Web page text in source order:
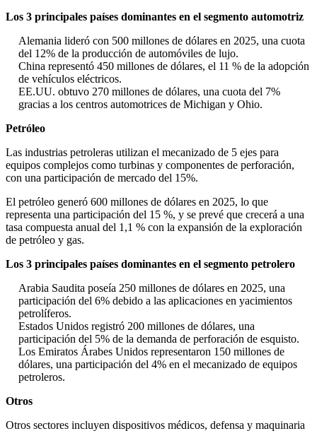
Los 3 principales países dominantes en el segmento automotriz
Alemania lideró con 500 millones de dólares en 2025, una cuota
del 12% de la producción de automóviles de lujo.
China representó 450 millones de dólares, el 11 % de la adopción
de vehículos eléctricos.
EE.UU. obtuvo 270 millones de dólares, una cuota del 7%
gracias a los centros automotrices de Michigan y Ohio.
Petróleo
Las industrias petroleras utilizan el mecanizado de 5 ejes para
equipos complejos como turbinas y componentes de perforación,
con una participación de mercado del 15%.
El petróleo generó 600 millones de dólares en 2025, lo que
representa una participación del 15 %, y se prevé que crecerá a una
tasa compuesta anual del 1,1 % con la expansión de la exploración
de petróleo y gas.
Los 3 principales países dominantes en el segmento petrolero
Arabia Saudita poseía 250 millones de dólares en 2025, una
participación del 6% debido a las aplicaciones en yacimientos
petrolíferos.
Estados Unidos registró 200 millones de dólares, una
participación del 5% de la demanda de perforación de esquisto.
Los Emiratos Árabes Unidos representaron 150 millones de
dólares, una participación del 4% en el mecanizado de equipos
petroleros.
Otros
Otros sectores incluyen dispositivos médicos, defensa y maquinaria